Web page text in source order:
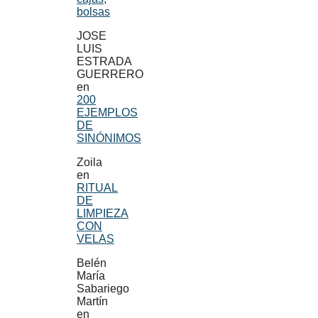
bolsas
JOSE
LUIS
ESTRADA
GUERRERO
en
200
EJEMPLOS
DE
SINÓNIMOS
Zoila
en
RITUAL
DE
LIMPIEZA
CON
VELAS
Belén
María
Sabariego
Martín
en